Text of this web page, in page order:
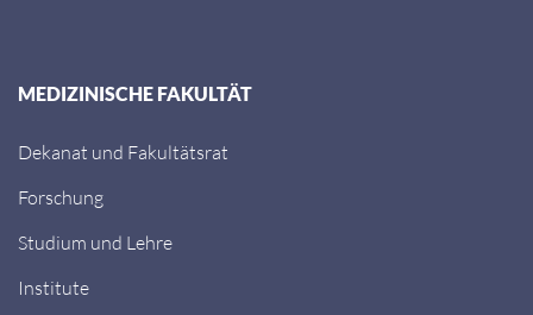
MEDIZINISCHE FAKULTÄT
Dekanat und Fakultätsrat
Forschung
Studium und Lehre
Institute